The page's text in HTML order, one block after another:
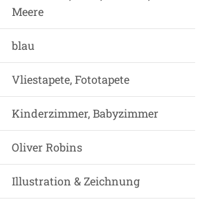
Meere
blau
Vliestapete, Fototapete
Kinderzimmer, Babyzimmer
Oliver Robins
Illustration & Zeichnung